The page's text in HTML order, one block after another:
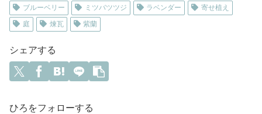
ブルーベリー
ミツバツツジ ラベンダー
寄せ植え
庭
煉瓦 紫蘭
シェアする
ひろをフォローする